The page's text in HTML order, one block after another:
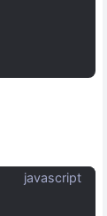
javascript